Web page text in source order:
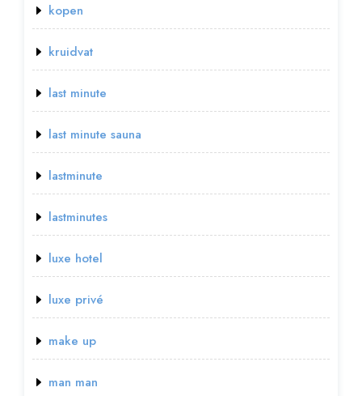
kopen
kruidvat
last minute
last minute sauna
lastminute
lastminutes
luxe hotel
luxe privé
make up
man man